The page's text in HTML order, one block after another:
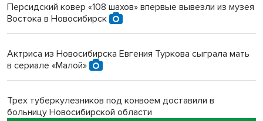
Персидский ковер «108 шахов» впервые вывезли из музея
Востока в Новосибирск
Актриса из Новосибирска Евгения Туркова сыграла мать
в сериале «Малой»
Трех туберкулезников под конвоем доставили в
больницу Новосибирской области